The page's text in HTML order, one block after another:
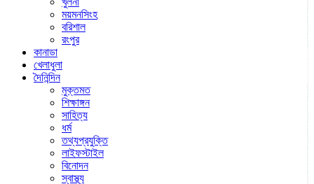
ময়মনসিংহ
বরিশাল
রংপুর
কানাডা
খেলাধুলা
দৈনিন্দিন
মুক্তমত
শিক্ষাঙ্গন
সাহিত্য
ধর্ম
তথ্যপ্রযুক্তি
লাইফস্টাইল
বিনোদন
স্বাস্থ্য